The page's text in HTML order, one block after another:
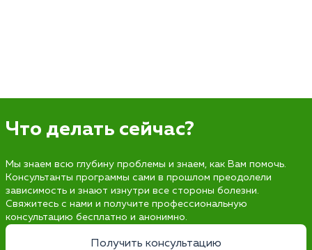
Что делать сейчас?
Мы знаем всю глубину проблемы и знаем, как Вам помочь.
Консультанты программы сами в прошлом преодолели
зависимость и знают изнутри все стороны болезни.
Свяжитесь с нами и получите профессиональную
консультацию бесплатно и анонимно.
Получить консультацию